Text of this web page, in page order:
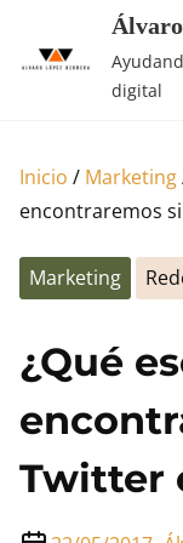
digital
Inicio / Marketing
encontraremos
Marketing
¿Qué
Twitter